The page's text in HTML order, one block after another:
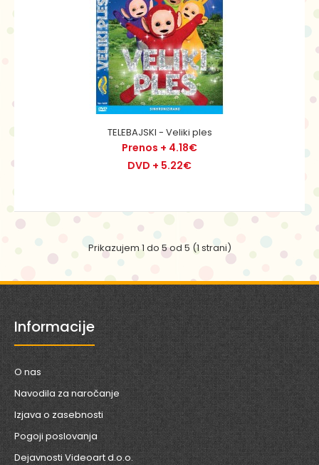
TELEBAJSKI - Snežna kepa
Prenos + 4.18€
DVD + 5.22€
Preko hribov in dolin, v deželi, kjer je vse mogoče, živijo
vijolični Tinki Binki, zeleni Dipsi, ru..
TELEBAJSKI - Veliki ples
Prenos + 4.18€
DVD + 5.22€
TELEBAJSKI - Veliki ples
Prenos + 4.18€
DVD + 5.22€
Prikazujem 1 do 5 od 5 (1 strani)
Informacije
O nas
Navodila za naročanje
Izjava o zasebnosti
Pogoji poslovanja
Dejavnosti Videoart d.o.o.